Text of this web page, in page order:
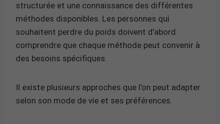
structurée et une connaissance des différentes
méthodes disponibles. Les personnes qui
souhaitent perdre du poids doivent d’abord
comprendre que chaque méthode peut convenir à
des besoins spécifiques.
Il existe plusieurs approches que l’on peut adapter
selon son mode de vie et ses préférences.